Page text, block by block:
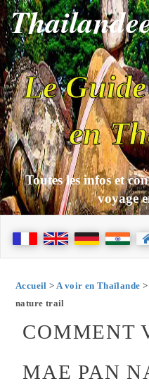
Le
en
Toutes les infos et
voyage
Accueil > A voir en Thaïlande >
nature trail
COMMENT
MAE PAN